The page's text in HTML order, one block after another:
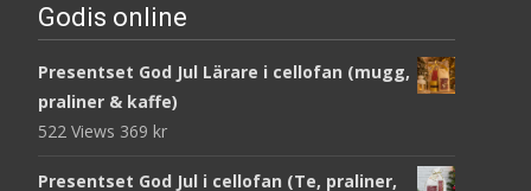
Godis online
Presentset God Jul Lärare i cellofan (mugg,
praliner & kaffe)
522 Views 369 kr
Presentset God Jul i cellofan (Te, praliner,